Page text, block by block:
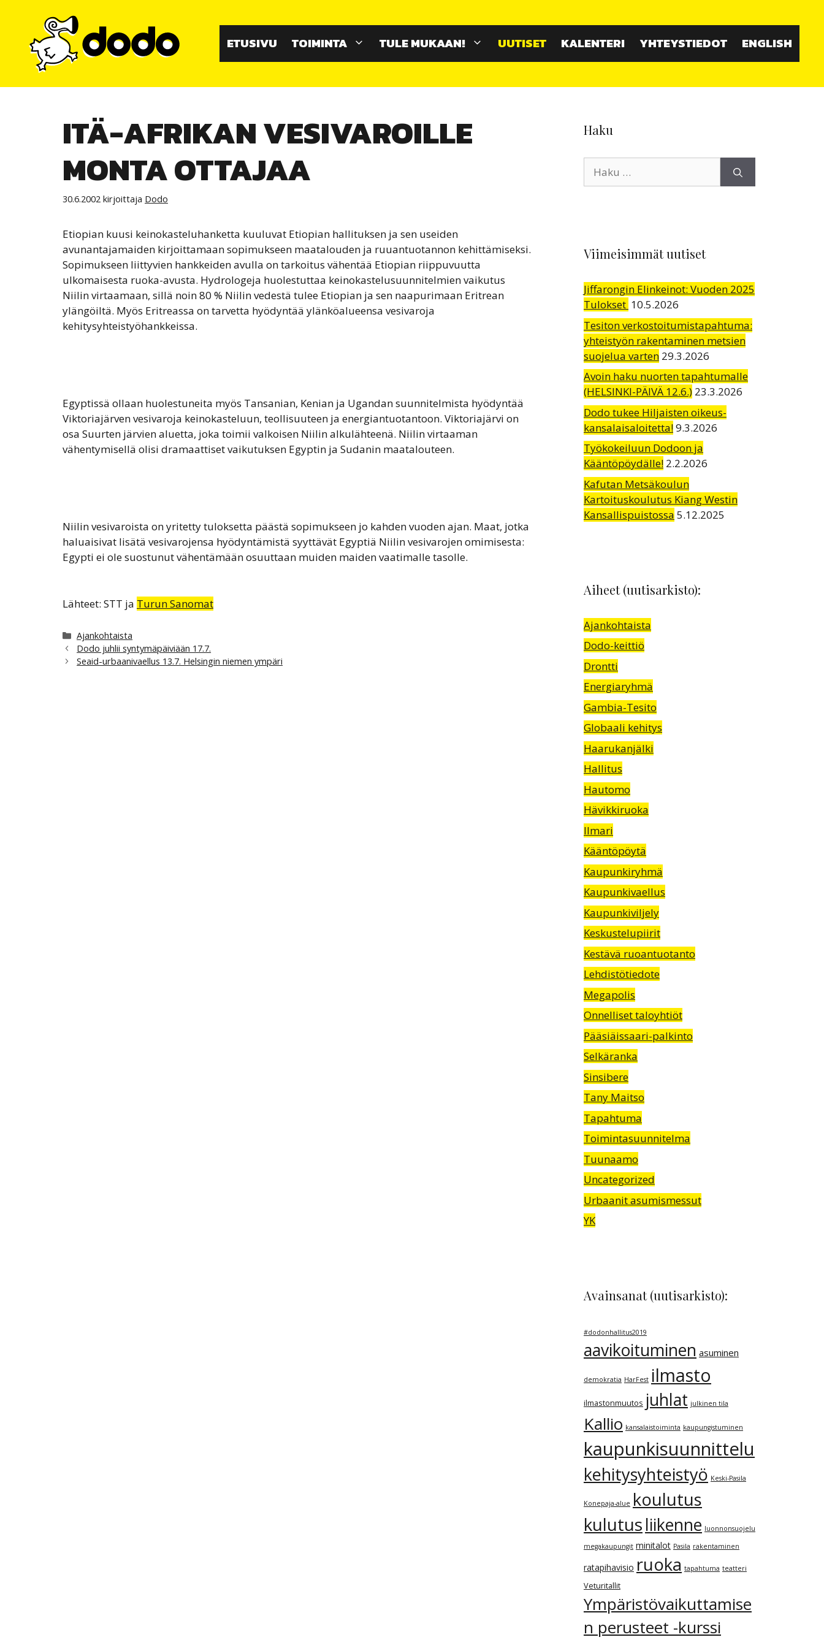
ETUSIVU TOIMINTA TULE MUKAAN! UUTISET KALENTERI YHTEYSTIEDOT ENGLISH
ITÄ-AFRIKAN VESIVAROILLE
MONTA OTTAJAA
30.6.2002 kirjoittaja Dodo
Etiopian kuusi keinokasteluhanketta kuuluvat Etiopian hallituksen ja sen useiden
avunantajamaiden kirjoittamaan sopimukseen maatalouden ja ruuantuotannon kehittämiseksi.
Sopimukseen liittyvien hankkeiden avulla on tarkoitus vähentää Etiopian riippuvuutta
ulkomaisesta ruoka-avusta. Hydrologeja huolestuttaa keinokastelusuunnitelmien vaikutus
Niilin virtaamaan, sillä noin 80 % Niilin vedestä tulee Etiopian ja sen naapurimaan Eritrean
ylängöiltä. Myös Eritreassa on tarvetta hyödyntää ylänköalueensa vesivaroja
kehitysyhteistyöhankkeissa.
Egyptissä ollaan huolestuneita myös Tansanian, Kenian ja Ugandan suunnitelmista hyödyntää
Viktoriajärven vesivaroja keinokasteluun, teollisuuteen ja energiantuotantoon. Viktoriajärvi on
osa Suurten järvien aluetta, joka toimii valkoisen Niilin alkulähteenä. Niilin virtaaman
vähentymisellä olisi dramaattiset vaikutuksen Egyptin ja Sudanin maatalouteen.
Niilin vesivaroista on yritetty tuloksetta päästä sopimukseen jo kahden vuoden ajan. Maat, jotka
haluaisivat lisätä vesivarojensa hyödyntämistä syyttävät Egyptiä Niilin vesivarojen omimisesta:
Egypti ei ole suostunut vähentämään osuuttaan muiden maiden vaatimalle tasolle.
Lähteet: STT ja Turun Sanomat
Kategoriat
Ajankohtaista
Dodo juhlii syntymäpäiviään 17.7.
Seaid-urbaanivaellus 13.7. Helsingin niemen ympäri
Haku
Viimeisimmät uutiset
Jiffarongin Elinkeinot: Vuoden 2025
Tulokset 10.5.2026
Tesiton verkostoitumistapahtuma:
yhteistyön rakentaminen metsien
suojelua varten 29.3.2026
Avoin haku nuorten tapahtumalle
(HELSINKI-PÄIVÄ 12.6.) 23.3.2026
Dodo tukee Hiljaisten oikeus-
kansalaisaloitetta!9.3.2026
Työkokeiluun Dodoon ja
Kääntöpöydälle! 2.2.2026
Kafutan Metsäkoulun
Kartoituskoulutus Kiang Westin
Kansallispuistossa 5.12.2025
Aiheet (uutisarkisto):
Ajankohtaista
Dodo-keittiö
Drontti
Energiaryhmä
Gambia-Tesito
Globaali kehitys
Haarukanjälki
Hallitus
Hautomo
Hävikkiruoka
Ilmari
Kääntöpöytä
Kaupunkiryhmä
Kaupunkivaellus
Kaupunkiviljely
Keskustelupiirit
Kestävä ruoantuotanto
Lehdistötiedote
Megapolis
Onnelliset taloyhtiöt
Pääsiäissaari-palkinto
Selkäranka
Sinsibere
Tany Maitso
Tapahtuma
Toimintasuunnitelma
Tuunaamo
Uncategorized
Urbaanit asumismessut
YK
Avainsanat (uutisarkisto):
#dodonhallitus2019
aavikoituminen asuminen
demokratia HarFest ilmasto
ilmastonmuutos juhlat julkinen tila
Kallio kansalaistoiminta kaupungistuminen
kaupunkisuunnittelu
kehitysyhteistyö Keski-Pasila
Konepaja-alue koulutus
kulutusliikenne luonnonsuojelu
megakaupungit minitalot Pasila rakentaminen
ratapihavisio ruoka tapahtuma teatteri
Veturitallit
Ympäristövaikuttamise
n perusteet -kurssi